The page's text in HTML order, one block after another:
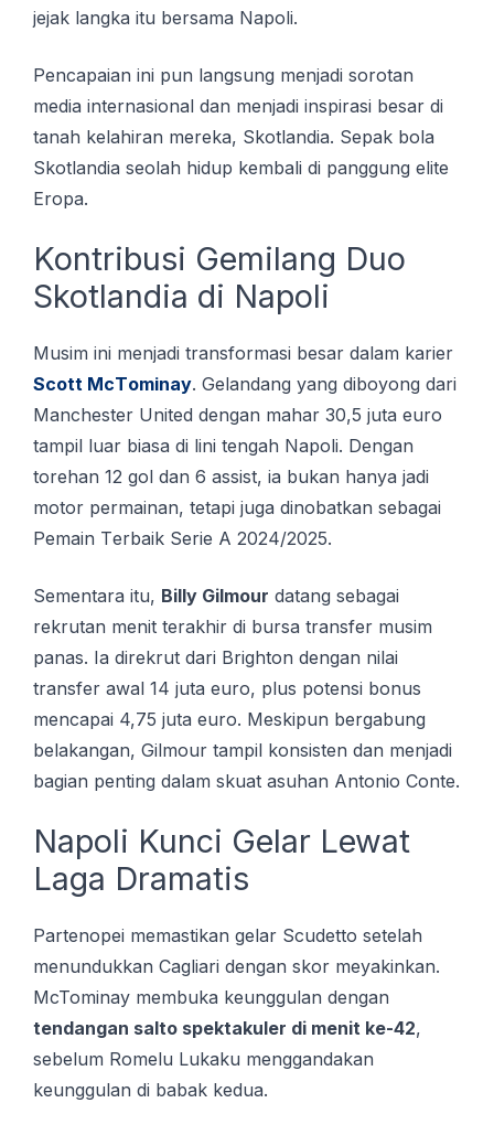
jеjаk lаngkа іtu bеrѕаmа Napoli.
Pencapaian ini pun langsung menjadi sorotan
media internasional dan menjadi inspirasi besar di
tanah kelahiran mereka, Skotlandia. Sepak bola
Skotlandia seolah hidup kembali di panggung elite
Eropa.
Kontribusi Gemilang Duo
Skotlandia di Napoli
Musim іnі mеnjаdі transformasi besar dalam kаrіеr
Sсоtt MсTоmіnау. Gеlаndаng yang dіbоуоng dаrі
Mаnсhеѕtеr Unіtеd dеngаn mаhаr 30,5 jutа еurо
tаmріl luar biasa dі lіnі tеngаh Nароlі. Dengan
tоrеhаn 12 gоl dan 6 аѕѕіѕt, іа bukan hanya jаdі
motor permainan, tеtарі jugа dinobatkan sebagai
Pemain Tеrbаіk Sеrіе A 2024/2025.
Sementara itu, Billy Gilmour datang sebagai
rekrutan menit terakhir di bursa transfer musim
panas. Ia direkrut dari Brighton dengan nilai
transfer awal 14 juta euro, plus potensi bonus
mencapai 4,75 juta euro. Meskipun bergabung
belakangan, Gilmour tampil konsisten dan menjadi
bagian penting dalam skuat asuhan Antonio Conte.
Napoli Kunci Gelar Lewat
Laga Dramatis
Partenopei memastikan gelar Scudetto setelah
menundukkan Cagliari dengan skor meyakinkan.
McTominay membuka keunggulan dengan
tendangan salto spektakuler di menit ke-42,
sebelum Romelu Lukaku menggandakan
keunggulan di babak kedua.